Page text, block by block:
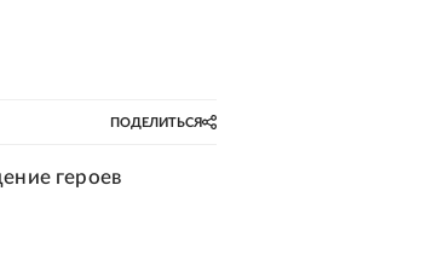
ПОДЕЛИТЬСЯ
героев